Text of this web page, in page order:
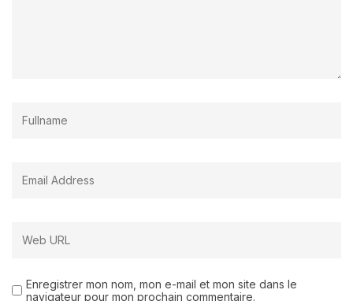
Enregistrer mon nom, mon e-mail et mon site dans le
navigateur pour mon prochain commentaire.